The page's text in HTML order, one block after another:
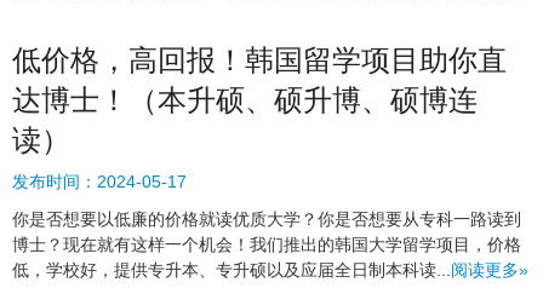
低价格，高回报！韩国留学项目助你直
达博士！（本升硕、硕升博、硕博连
读）
发布时间： 2024-05-17
你是否想要以低廉的价格就读优质大学？你是否想要从专科一路读到
博士？现在就有这样一个机会！我们推出的韩国大学留学项目，价格
低，学校好，提供专升本、专升硕以及应届全日制本科读...阅读更多»